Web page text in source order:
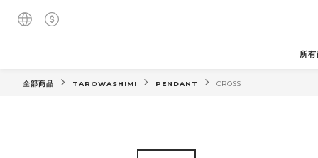
所
全部商品 TAROWASHIMI PENDANT CROSS